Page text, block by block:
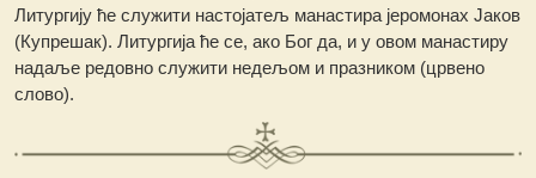
Литургију ће служити настојатељ манастира јеромонах Јаков
(Купрешак). Литургија ће се, ако Бог да, и у овом манастиру
надаље редовно служити недељом и празником (црвено
слово).